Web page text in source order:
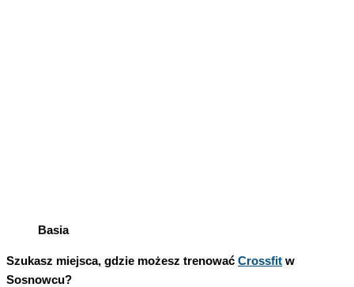
Basia
Szukasz miejsca, gdzie możesz trenować Crossfit w
Sosnowcu?